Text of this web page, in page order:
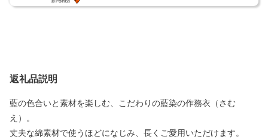
返礼品説明
藍の色合いと素材を楽しむ、こだわりの藍染の作務衣（さむ
え）。
丈夫な綿素材で使うほどになじみ、長くご愛用いただけます。